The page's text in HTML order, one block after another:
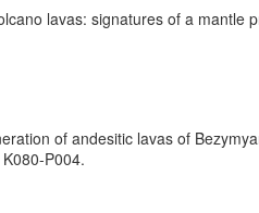
lavas: signatures of a mantle
of andesitic lavas of
P004.